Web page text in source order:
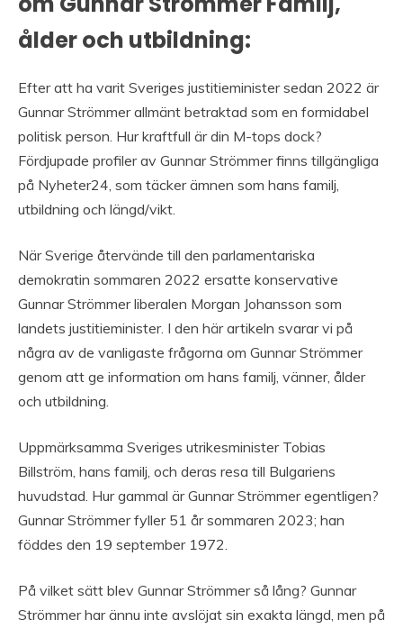
ålder och utbildning:
Efter att ha varit Sveriges justitieminister sedan 2022 är
Gunnar Strömmer allmänt betraktad som en formidabel
politisk person. Hur kraftfull är din M-tops dock?
Fördjupade profiler av Gunnar Strömmer finns tillgängliga
på Nyheter24, som täcker ämnen som hans familj,
utbildning och längd/vikt.
När Sverige återvände till den parlamentariska
demokratin sommaren 2022 ersatte konservative
Gunnar Strömmer liberalen Morgan Johansson som
landets justitieminister. I den här artikeln svarar vi på
några av de vanligaste frågorna om Gunnar Strömmer
genom att ge information om hans familj, vänner, ålder
och utbildning.
Uppmärksamma Sveriges utrikesminister Tobias
Billström, hans familj, och deras resa till Bulgariens
huvudstad. Hur gammal är Gunnar Strömmer egentligen?
Gunnar Strömmer fyller 51 år sommaren 2023; han
föddes den 19 september 1972.
På vilket sätt blev Gunnar Strömmer så lång? Gunnar
Strömmer har ännu inte avslöjat sin exakta längd, men på